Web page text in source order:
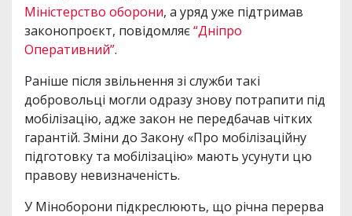
Міністерство оборони, а уряд уже підтримав
законопроєкт, повідомляє“Дніпро
Оперативний”.
Раніше після звільнення зі служби такі
добровольці могли одразу знову потрапити під
мобілізацію, адже закон не передбачав чітких
гарантій. Зміни до Закону «Про мобілізаційну
підготовку та мобілізацію» мають усунути цю
правову невизначеність.
У Міноборони підкреслюють, що річна перерва